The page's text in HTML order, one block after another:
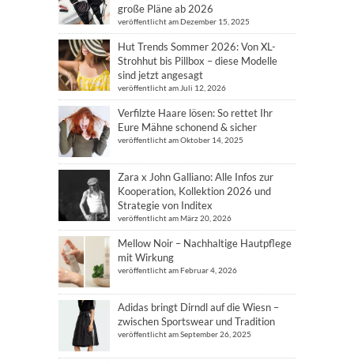
große Pläne ab 2026
veröffentlicht am Dezember 15, 2025
Hut Trends Sommer 2026: Von XL-
Strohhut bis Pillbox – diese Modelle
sind jetzt angesagt
veröffentlicht am Juli 12, 2026
Verfilzte Haare lösen: So rettet Ihr
Eure Mähne schonend & sicher
veröffentlicht am Oktober 14, 2025
Zara x John Galliano: Alle Infos zur
Kooperation, Kollektion 2026 und
Strategie von Inditex
veröffentlicht am März 20, 2026
Mellow Noir – Nachhaltige Hautpflege
mit Wirkung
veröffentlicht am Februar 4, 2026
Adidas bringt Dirndl auf die Wiesn –
zwischen Sportswear und Tradition
veröffentlicht am September 26, 2025